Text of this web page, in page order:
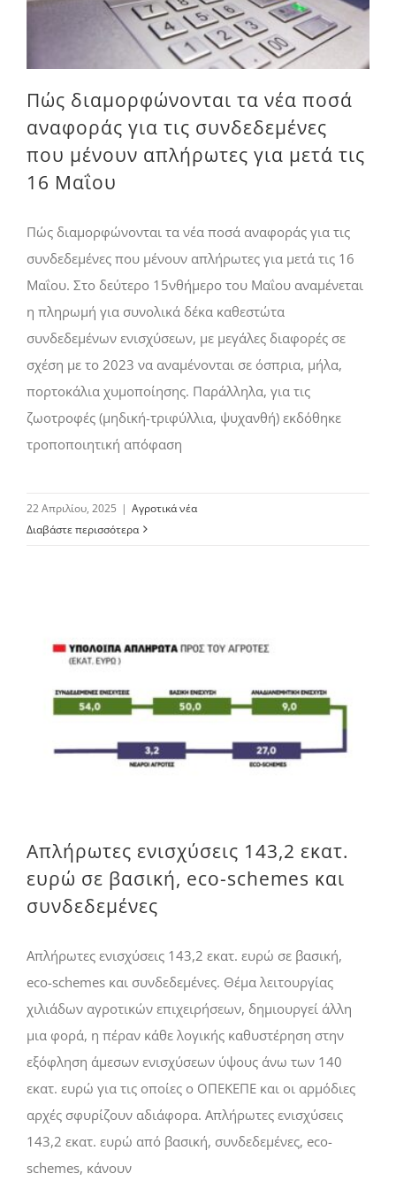
Πώς διαμορφώνονται τα νέα ποσά
αναφοράς για τις συνδεδεμένες
που μένουν απλήρωτες για μετά τις
16 Μαΐου
Πώς διαμορφώνονται τα νέα ποσά αναφοράς για τις
συνδεδεμένες που μένουν απλήρωτες για μετά τις 16
Μαΐου. Στο δεύτερο 15νθήµερο του Μαΐου αναµένεται
η πληρωµή για συνολικά δέκα καθεστώτα
συνδεδεµένων ενισχύσεων, µε µεγάλες διαφορές σε
σχέση µε το 2023 να αναµένονται σε όσπρια, µήλα,
πορτοκάλια χυµοποίησης. Παράλληλα, για τις
ζωοτροφές (µηδική-τριφύλλια, ψυχανθή) εκδόθηκε
τροποποιητική απόφαση
22 Απριλίου, 2025 | Αγροτικά νέα
Διαβάστε περισσότερα
Απλήρωτες ενισχύσεις 143,2 εκατ.
ευρώ σε βασική, eco-schemes και
συνδεδεμένες
Απλήρωτες ενισχύσεις 143,2 εκατ. ευρώ σε βασική,
eco-schemes και συνδεδεμένες. Θέμα λειτουργίας
χιλιάδων αγροτικών επιχειρήσεων, δημιουργεί άλλη
μια φορά, η πέραν κάθε λογικής καθυστέρηση στην
εξόφληση άμεσων ενισχύσεων ύψους άνω των 140
εκατ. ευρώ για τις οποίες ο ΟΠΕΚΕΠΕ και οι αρμόδιες
αρχές σφυρίζουν αδιάφορα. Απλήρωτες ενισχύσεις
143,2 εκατ. ευρώ από βασική, συνδεδεμένες, eco-
schemes, κάνουν